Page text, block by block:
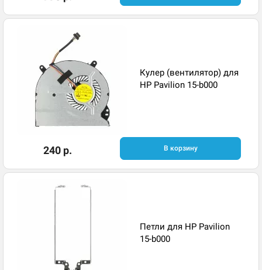
Кулер (вентилятор) для
HP Pavilion 15-b000
240 р. В корзину
Петли для HP Pavilion
15-b000